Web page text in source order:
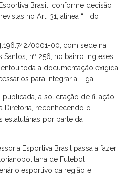
Brasil, conforme decisão
no Art. 31, alínea “I” do
0001-00, com sede na
nº 256, no bairro Ingleses,
toda a documentação exigida
para integrar a Liga.
a solicitação de filiação
Diretoria, reconhecendo o
estatutárias por parte da
Esportiva Brasil passa a fazer
de Futebol,
esportivo da região e